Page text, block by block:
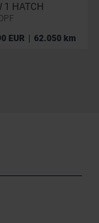
1 HATCH
EUR | 62.050 km